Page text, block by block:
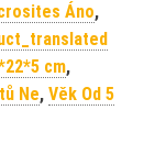
Áno,
cm,
Ne, Věk Od 5